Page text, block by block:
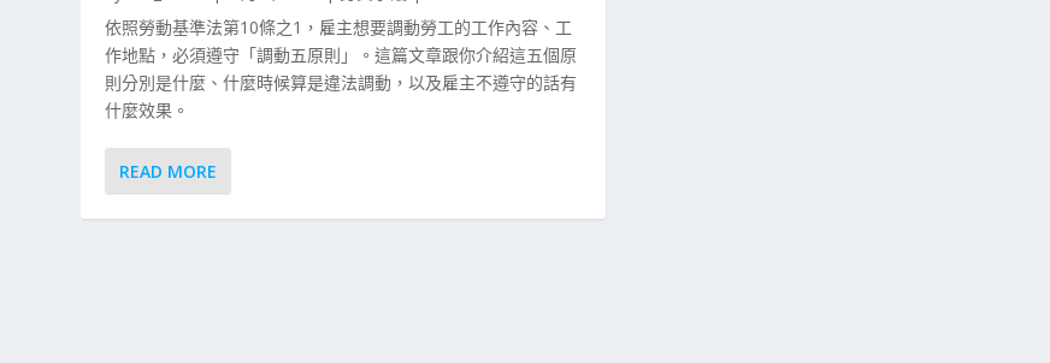
依照勞動基準法第10條之1，雇主想要調動勞工的工作內容、工
作地點，必須遵守「調動五原則」。這篇文章跟你介紹這五個原
則分別是什麼、什麼時候算是違法調動，以及雇主不遵守的話有
什麼效果。
READ MORE